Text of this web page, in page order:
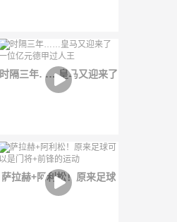
时隔三年……皇马又迎来了
一位亿元德甲过人王
萨拉赫+阿利松！原来足球
可以是门将+前锋的运动